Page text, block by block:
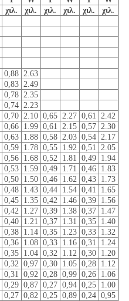
χιλ. χιλ. χιλ. χιλ. χιλ.
χιλ.
0,88 2.63
0,83 2.49
0,78 2.35
0,74 2.23
0,70 2.10 0,65 2.27 0,61
2.42
0,66 1.99 0,61 2.15 0,57 2.30
0,63 1.88 0,58 2.03 0,54 2.17
0,59 1.78 0,55 1.92 0,51
2.05
0,56 1.68 0,52 1.81 0,49 1.94
0,53 1.59 0,49 1.71 0,46 1.83
0,50 1.50 0,46 1.62 0,43 1.73
0,48 1.43 0,44 1.54 0,41
1.65
0,45 1.35 0,42 1.46 0,39 1.56
0,42 1.27 0,39 1.38 0,37 1.47
0,40 1.21 0,37 1.31 0,35 1.40
0,38 1.14 0,35 1.23 0,33 1.32
0,36 1.08 0,33 1.16 0,31
1.24
0,35 1.04 0,32 1.12 0,30 1.20
0,32 0,97 0,30 1.05 0,28 1.12
0,31 0,92 0,28 0,99 0,26 1.06
0,29 0,87 0,27 0,94 0,25 1.00
0,27 0,82 0,25 0,89 0,24 0,95